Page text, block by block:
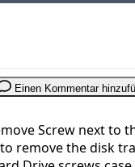
Einen Kommentar
Screw next to
remove the disk